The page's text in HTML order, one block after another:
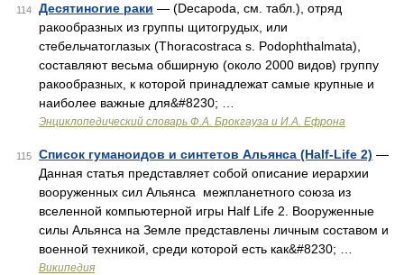
114 Десятиногие раки — (Decapoda, см. табл.), отряд
ракообразных из группы щитогрудых, или
стебельчатоглазых (Thoracostraca s. Podophthalmata),
составляют весьма обширную (около 2000 видов) группу
ракообразных, к которой принадлежат самые крупные и
наиболее важные для&#8230; …
Энциклопедический словарь Ф.А. Брокгауза и И.А. Ефрона
115 Список гуманоидов и синтетов Альянса (Half-Life 2) —
Данная статья представляет собой описание иерархии
вооруженных сил Альянса межпланетного союза из
вселенной компьютерной игры Half Life 2. Вооруженные
силы Альянса на Земле представлены личным составом и
военной техникой, среди которой есть как&#8230; …
Википедия